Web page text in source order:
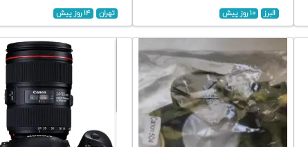
البرز ۱۰ روز پیش تهران ۱۴ روز پیش